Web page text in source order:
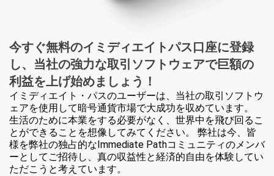
今すぐ無料のイミディエイトパス口座に登録
し、 当社の強力な取引ソフトウェアで巨額の
利益を上げ始めましょう！
イミディエイト・パスのユーザーは、当社の取引ソフトウ
ェアを使用して暗号通貨市場で大成功を収めています。
生活のために本業をする必要がなく、世界中を飛び回るこ
とができることを想像してみてください。 弊社は今、皆
様を弊社の独占的なImmediate Pathコミュニティのメンバ
ーとしてご招待し、真の収益性と経済的自由を体験してい
ただこうと考えています。